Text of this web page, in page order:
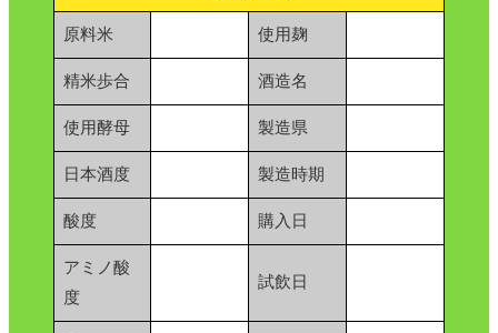
原料米 使用麹
精米歩合 酒造名
使用酵母 製造県
日本酒度 製造時期
酸度 購入日
アミノ酸
度
試飲日